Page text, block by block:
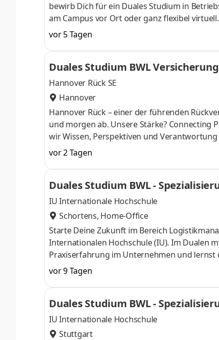
bewirb Dich für ein Duales Studium in
am Campus vor Ort oder ganz flexibel
Nähe. Ab dem 3. Semester belegst Du eine
gezielter auf Deinen Traumjob vorbereiten:
Studium ohne Numerus clausus oder
vor 5 Tagen
Duales Studium BWL
Hannover Rück SE
Hannover
Hannover Rück – einer der führenden
und morgen ab. Unsere Stärke? Connecting
wir Wissen, Perspektiven und
entwickeln uns sowie unsere Services und
digitale Tools oder prag­matische Lösungen
mit­gestalten. Klingt gut? Lerne uns als
Du kannst dich nicht zwischen Au
vor 2 Tagen
Duales Studium BWL -
& Co. KG
IU Internationale Hochschule
Schortens, Home-Office
Starte Deine Zukunft im Bereich
Internationalen Hochschule (IU). Im Dualen
Praxiserfahrung im Unternehmen und lernst
Begleitveranstaltungen. Seit 50 Jahren sind
der Tiefkühllogistik beschäftigen wir rund
friesischen Schortens und an den 40
unseres Teams und starte bei uns zum 1.
vor 9 Tagen
Duales Studium BWL -
IU Internationale Hochschule
Stuttgart